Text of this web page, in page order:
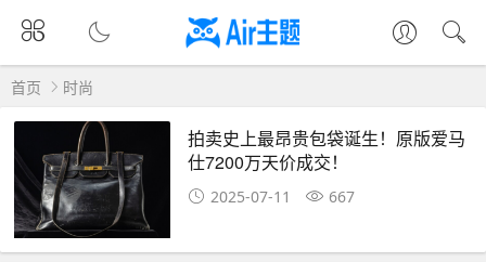
首页 时尚
拍卖史上最昂贵包袋诞生！原版爱马
仕7200万天价成交！
2025-07-11 667